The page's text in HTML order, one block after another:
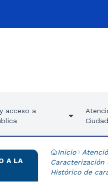
acceso a
A LA
Inicio
Caracterización
Histórico de